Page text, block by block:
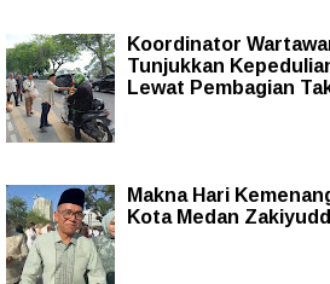
Koordinator
Tunjukkan
Lewat Pembagian
Makna Hari
Kota Medan